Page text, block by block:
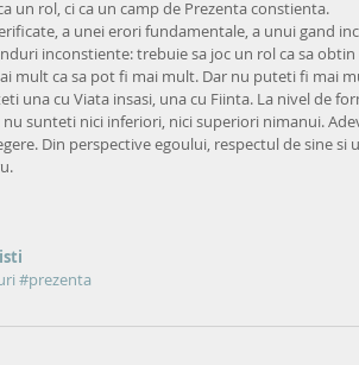
un rol, ci ca un camp de Prezenta constienta.
a unei erori fundamentale, a unui gand
inconstiente: trebuie sa joc un rol ca sa
mult ca sa pot fi mai mult. Dar nu puteti fi mai
una cu Viata insasi, una cu Fiinta. La nivel de
sunteti nici inferiori, nici superiori nimanui.
Din perspective egoului, respectul de sine si
#prezenta